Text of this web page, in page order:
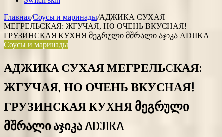
Главная/Соусы и маринады/АДЖИКА СУХАЯ
МЕГРЕЛЬСКАЯ: ЖГУЧАЯ, НО ОЧЕНЬ ВКУСНАЯ!
ГРУЗИНСКАЯ КУХНЯ მეგრული მშრალი აჯიკა ADJIKA
Соусы и маринады
АДЖИКА СУХАЯ МЕГРЕЛЬСКАЯ:
ЖГУЧАЯ, НО ОЧЕНЬ ВКУСНАЯ!
ГРУЗИНСКАЯ КУХНЯ მეგრული
მშრალი აჯიკა ADJIKA